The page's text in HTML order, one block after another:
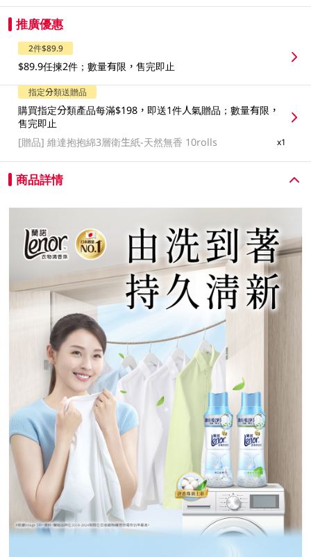
推廣優惠
2件$89.9
$89.9任揀2件；數量有限，售完即止
指定分類送贈品
購買指定分類產品每滿$198，即送1件人氣贈品；數量有限，
售完即止
[贈品]維達抱抱綿3層衛生紙-天然無香 10rolls x1
商品詳情